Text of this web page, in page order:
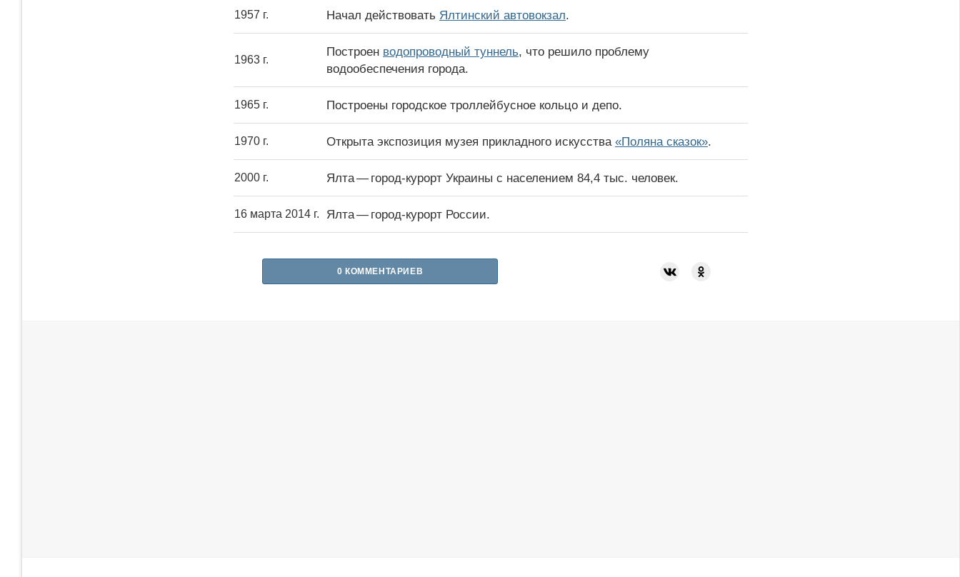
1957 г. Начал действовать Ялтинский автовокзал.
1963 г.
Построен водопроводный туннель, что решило проблему
водообеспечения города.
1965 г. Построены городское троллейбусное кольцо и депо.
1970 г. Открыта экспозиция музея прикладного искусства «Поляна сказок».
2000 г. Ялта — город-курорт Украины с населением 84,4 тыс. человек.
16 марта 2014 г. Ялта — город-курорт России.
0 КОММЕНТАРИЕВ